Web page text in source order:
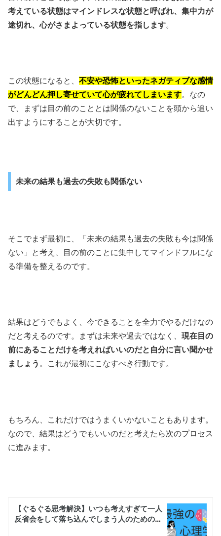
考えている状態はマインドレスな状態と呼ばれ、集中力が
途切れ、心がさまよっている状態を指します。
この状態になると、 不安や恐怖といったネガティブな感情
がどんどん押し寄せていて心が疲れてしまいます。なの
で、まずは目の前のこととは関係のないことを頭から追い
出すようにすることが大切です。
未来の結果も過去の失敗も関係ない
そこでまず最初に、「未来の結果も過去の失敗も今は関係
ない」と考え、目の前のことに集中してマインドフルにな
る準備を整えるのです。
結果はどうでもよく、今できることを全力でやるだけなの
だと考えるのです。まずは未来や過去ではなく、 現在目の
前にあることだけを考えればいいのだと自分に言い聞かせ
ましょう 。これが最初にこなすべき行動です。
もちろん、これだけではうまくいかないこともあります。
なので、結果はどうでもいいのだと考えたら次のプロセス
に進みます。